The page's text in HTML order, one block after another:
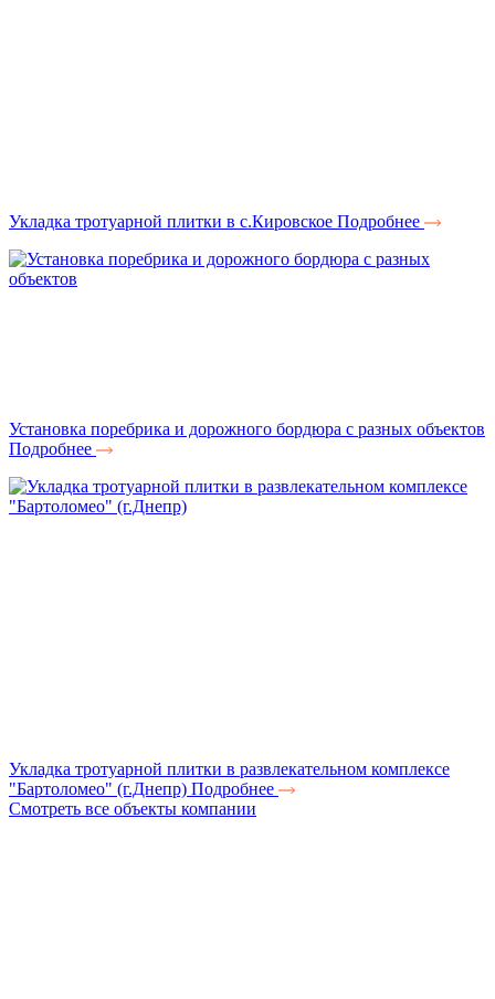
Укладка тротуарной плитки в с.Кировское Подробнее
Установка поребрика и дорожного бордюра с разных объектов
Подробнее
Укладка тротуарной плитки в развлекательном комплексе
"Бартоломео" (г.Днепр) Подробнее
Смотреть все объекты компании